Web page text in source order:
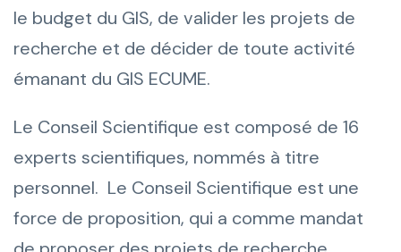
le budget du GIS, de valider les projets de
recherche et de décider de toute activité
émanant du GIS ECUME.
Le Conseil Scientifique est composé de 16
experts scientifiques, nommés à titre
personnel. Le Conseil Scientifique est une
force de proposition, qui a comme mandat